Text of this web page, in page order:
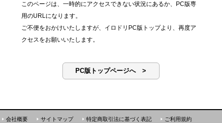
このページは、一時的にアクセスできない状況にあるか、PC版専
用のURLになります。
ご不便をおかけいたしますが、イロドリPC版トップより、再度ア
クセスをお願いいたします。
PC版トップページへ >
会社概要 サイトマップ 特定商取引法に基づく表記
ご利用規約